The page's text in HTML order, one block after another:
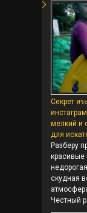
Секрет ส
мелкий и
для
Разберу
красивые
скудная
Честный